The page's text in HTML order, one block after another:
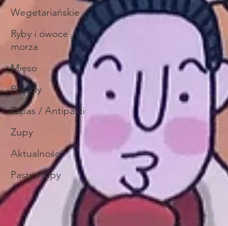
Wegetariańskie
Ryby i owoce
morza
Mięso
Porady
Tapas / Antipasti
Zupy
Aktualności
Pasty i dipy